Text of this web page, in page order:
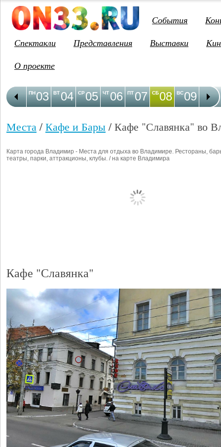
События
Спектакли
Представления Выставки
О проекте
03
ПН 04
ВТ 05
СР 06
ЧТ 07
ПТ 08
СБ 09
ВС 10
ПН
Места /Кафе и Бары / Кафе "Славянка" во
Карта города Владимир - Места для отдыха во Владимире. Рестораны,
театры, парки, аттракционы, клубы. / на карте Владимира
Кафе "Славянка"